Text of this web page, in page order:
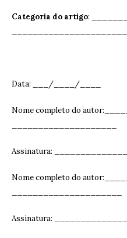
Categoria do artigo:
Data: ___/____/____
Nome completo do
Assinatura:
Nome completo do
Assinatura: